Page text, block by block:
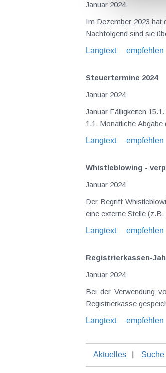
Januar 2024
Im Dezember 2023 hat
Langtext
empfehlen
Steuertermine 2024
Januar 2024
Januar Fälligkeiten 15.1. USt für November 2023 Lohnabgaben (L, DB, DZ, ÖGK, Stadtkasse/Gemeinde) für Dezember 2023 Fristen und Sonstiges Ab
1.1. Monatliche
Langtext
empfehlen
Whistleblowing -
Januar 2024
Der Begriff
eine externe Stelle
Langtext
empfehlen
Registrierkassen-
Januar 2024
Bei der Verwendung
Registrierkasse
Langtext
empfehlen
Aktuelles